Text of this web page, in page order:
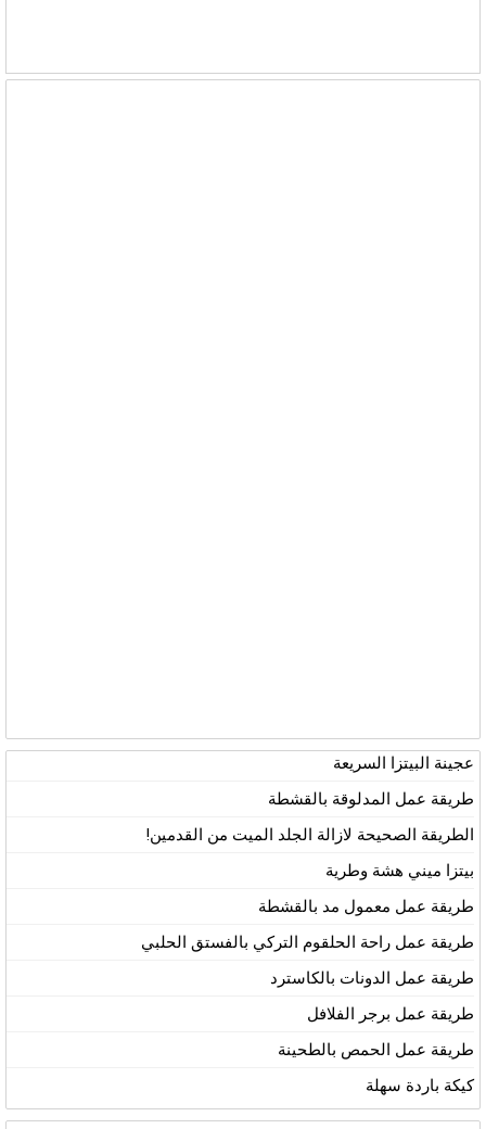
عجينة البيتزا السريعة
طريقة عمل المدلوقة بالقشطة
الطريقة الصحيحة لازالة الجلد الميت من القدمين!
بيتزا ميني هشة وطرية
طريقة عمل معمول مد بالقشطة
طريقة عمل راحة الحلقوم التركي بالفستق الحلبي
طريقة عمل الدونات بالكاسترد
طريقة عمل برجر الفلافل
طريقة عمل الحمص بالطحينة
كيكة باردة سهلة